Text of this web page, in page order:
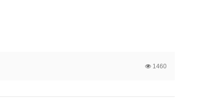
1460